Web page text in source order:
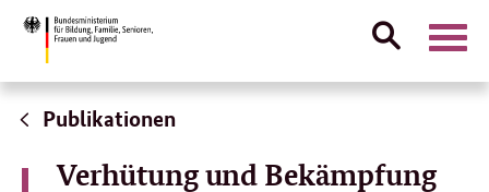
Direktlink:
Suche
Publikationen
Verhütung und Bekämpfung